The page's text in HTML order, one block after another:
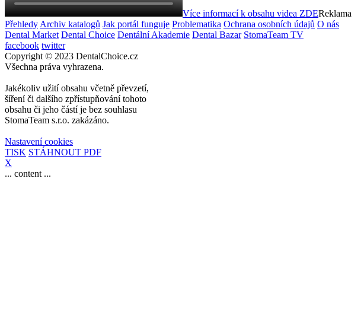
Více informací k obsahu videa ZDEReklama
Přehledy Archiv katalogů Jak portál funguje Problematika Ochrana osobních údajů O nás
Dental Market Dental Choice Dentální Akademie Dental Bazar StomaTeam TV
facebook twitter
Copyright © 2023 DentalChoice.cz
Všechna práva vyhrazena.
Jakékoliv užití obsahu včetně převzetí,
šíření či dalšího zpřístupňování tohoto
obsahu či jeho částí je bez souhlasu
StomaTeam s.r.o. zakázáno.
Nastavení cookies
TISK STÁHNOUT PDF
X
... content ...